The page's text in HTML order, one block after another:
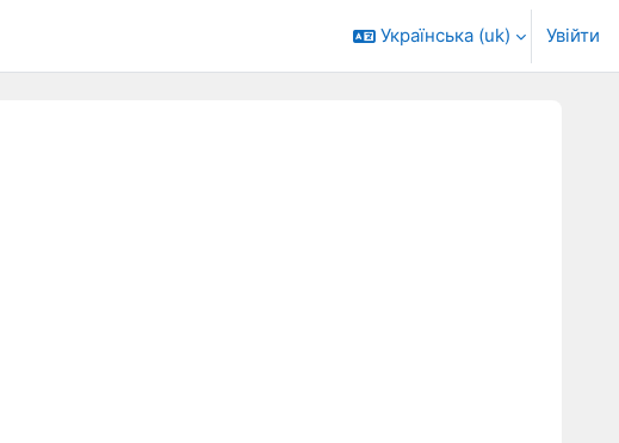
Українська ‎(uk)‎ Увійти